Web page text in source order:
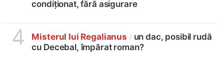
condiționat, fără asigurare
4 Misterul lui Regalianus /un dac, posibil rudă
cu Decebal, împărat roman?